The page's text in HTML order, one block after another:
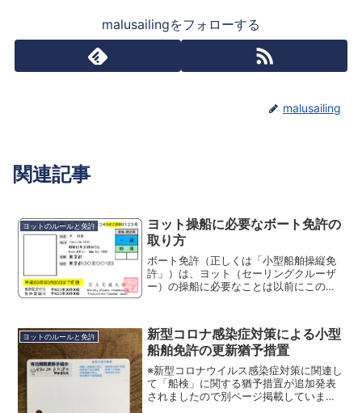
malusailingをフォローする
malusailing
関連記事
ヨットのルールと免許
ヨット操船に必要なボート免許の
取り方
ボート免許（正しくは「小型船舶操縦免
許」）は、ヨット（セーリングクルーザ
ー）の操船に必要なことは以前にこのブ
の管理下で免許を持っていなくても操船
することは可能ですが、海...
ヨットのルールと免許
新型コロナ感染症対策による小型
船舶免許の更新猶予措置
※新型コロナウイルス感染症対策に関連し
て「船検」に関する猶予措置が追加発表
されましたので別ページ掲載していま